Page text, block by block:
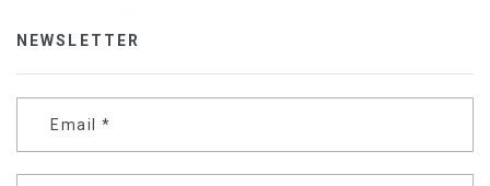
NEWSLETTER
Email *